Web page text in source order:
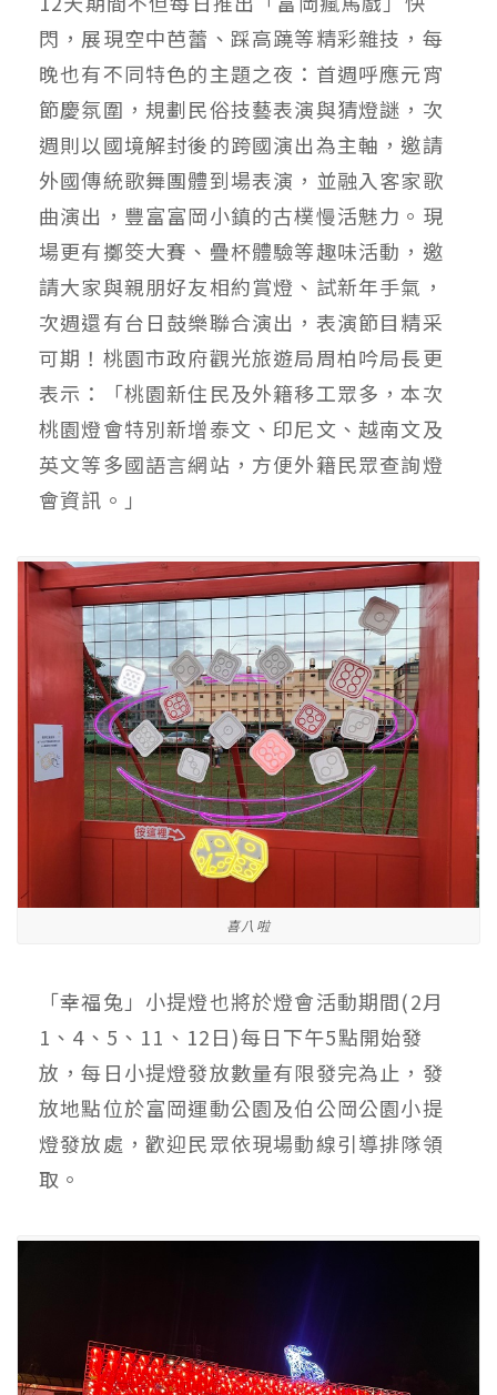
閃，展現空中芭蕾、踩高蹺等精彩雜技，每
晚也有不同特色的主題之夜：首週呼應元宵
節慶氛圍，規劃民俗技藝表演與猜燈謎，次
週則以國境解封後的跨國演出為主軸，邀請
外國傳統歌舞團體到場表演，並融入客家歌
曲演出，豐富富岡小鎮的古樸慢活魅力。現
場更有擲筊大賽、疊杯體驗等趣味活動，邀
請大家與親朋好友相約賞燈、試新年手氣，
次週還有台日鼓樂聯合演出，表演節目精采
可期！桃園市政府觀光旅遊局周柏吟局長更
表示：「桃園新住民及外籍移工眾多，本次
桃園燈會特別新增泰文、印尼文、越南文及
英文等多國語言網站，方便外籍民眾查詢燈
會資訊。」
喜八啦
「幸福兔」小提燈也將於燈會活動期間(2月
1、4、5、11、12日)每日下午5點開始發
放，每日小提燈發放數量有限發完為止，發
放地點位於富岡運動公園及伯公岡公園小提
燈發放處，歡迎民眾依現場動線引導排隊領
取。